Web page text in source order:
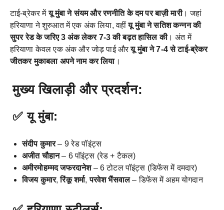
टाई-ब्रेकर मेंयू मुंबा ने संयम और रणनीति के दम पर बाज़ी मारी। जहां
हरियाणा ने शुरुआत में एक अंक लिया, वहींयू मुंबा ने सतिश कन्नन की
सुपर रेड के जरिए 3 अंक लेकर 7-3 की बढ़त हासिल की। अंत में
हरियाणा केवल एक अंक और जोड़ पाई औरयू मुंबा ने 7-4 से टाई-ब्रेकर
जीतकर मुकाबला अपने नाम कर लिया।
मुख्य खिलाड़ी और प्रदर्शन:
✅यू मुंबा:
संदीप कुमार– 9 रेड पॉइंट्स
अजीत चौहान– 6 पॉइंट्स (रेड + टैकल)
अमीरमोहम्मद जफरदानेश– 6 टोटल पॉइंट्स (डिफेंस में दमदार)
विजय कुमार,रिंकू शर्मा,परवेश भैंसवाल– डिफेंस में अहम योगदान